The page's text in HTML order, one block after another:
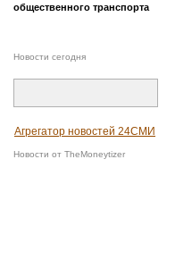
общественного транспорта
Новости сегодня
Агрегатор новостей 24СМИ
Новости от TheMoneytizer